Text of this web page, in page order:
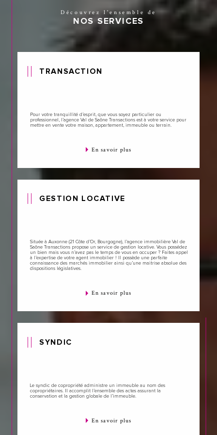
Découvrez l'ensemble de
NOS SERVICES
TRANSACTION
Pour votre tranquillité d’esprit, que vous soyez particulier ou
professionnel, l’agence Val de Saône Transactions est à votre service pour
mettre en vente votre maison, appartement, immeuble ou terrain.
En savoir plus
GESTION LOCATIVE
Située à Auxonne (21 Côte d’Or, Bourgogne), l’agence immobilière Val de
Saône Transactions propose un service de gestion locative. Vous possédez
un bien mais vous n’avez pas le temps de vous en occuper ? Faites appel
à l’expertise de votre agent immobilier ! Il possède une parfaite
connaissance des marchés immobilier ainsi qu’une maitrise absolue des
dispositions législatives.
En savoir plus
SYNDIC
Le syndic de copropriété administre un immeuble au nom des
copropriétaires. Il accomplit l’ensemble des actes assurant la
conservation et la gestion globale de l’immeuble.
En savoir plus